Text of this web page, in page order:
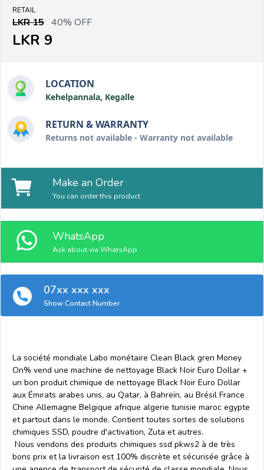
RETAIL
LKR 15 40% OFF
LKR 9
LOCATION
Kehelpannala, Kegalle
RETURN & WARRANTY
Returns not available - Warranty not available
Make an Order
You can order this product
WhatsApp
Ask about via WhatsApp
07xx xxx xxx
Show Contact Number
La société mondiale Labo monétaire Clean Black gren Money
On% vend une machine de nettoyage Black Noir Euro Dollar +
un bon produit chimique de nettoyage Black Noir Euro Dollar
aux Émirats arabes unis, au Qatar, à Bahreïn, au Brésil France
Chine Allemagne Belgique afrique algerie tunisie maroc egypte
et partout dans le monde. Contient toutes sortes de solutions
chimiques SSD, poudre d'activation, Zuta et autres.
Nous vendons des produits chimiques ssd pkws2 à de très
bons prix et la livraison est 100% discrète et sécurisée grâce à